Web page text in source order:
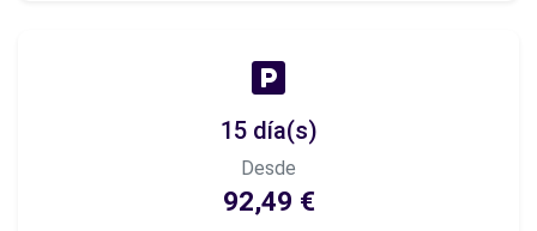
15 día(s)
Desde
92,49 €